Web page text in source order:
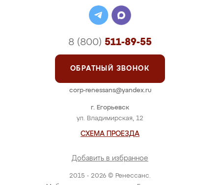
2015 - 2026 © Ренессанс.
г. Егорьевск
ул. Владимирская, 12
СХЕМА ПРОЕЗДА
Добавить в избранное
8 (800) 511-89-55
ОБРАТНЫЙ ЗВОНОК
corp-renessans@yandex.ru